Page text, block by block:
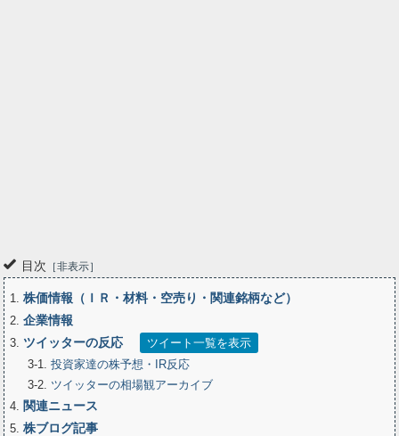
目次 非表示
1 株価情報（ＩＲ・材料・空売り・関連銘柄など）
2 企業情報
3 ツイッターの反応
ツイート一覧を表示
3-1 投資家達の株予想・IR反応
3-2 ツイッターの相場観アーカイブ
4
関連ニュース
5 株ブログ記事